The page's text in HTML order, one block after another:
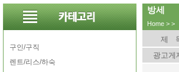
구인/구직
렌트/리스/하숙
방세
Home > >
제
광고게